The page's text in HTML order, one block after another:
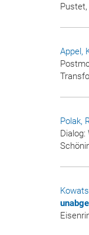
Appel,
Polak,